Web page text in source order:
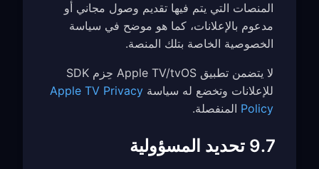
المنصات التي يتم فيها تقديم وصول مجاني أو
مدعوم بالإعلانات، كما هو موضح في سياسة
الخصوصية الخاصة بتلك المنصة.
لا يتضمن تطبيق Apple TV/tvOS حِزم SDK
للإعلانات وتخضع له سياسة Apple TV Privacy
Policy المنفصلة.
9.7 تحديد المسؤولية